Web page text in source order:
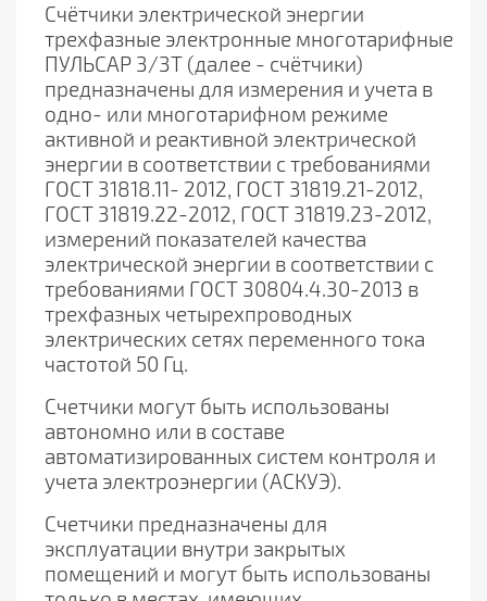
Счётчики электрической энергии
трехфазные электронные многотарифные
ПУЛЬСАР 3/3Т (далее - счётчики)
предназначены для измерения и учета в
одно- или многотарифном режиме
активной и реактивной электрической
энергии в соответствии с требованиями
ГОСТ 31818.11- 2012, ГОСТ 31819.21-2012,
ГОСТ 31819.22-2012, ГОСТ 31819.23-2012,
измерений показателей качества
электрической энергии в соответствии с
требованиями ГОСТ 30804.4.30-2013 в
трехфазных четырехпроводных
электрических сетях переменного тока
частотой 50 Гц.
Счетчики могут быть использованы
автономно или в составе
автоматизированных систем контроля и
учета электроэнергии (АСКУЭ).
Счетчики предназначены для
эксплуатации внутри закрытых
помещений и могут быть использованы